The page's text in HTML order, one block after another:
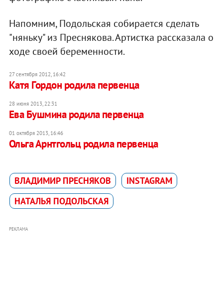
Напомним, Подольская собирается сделать
"няньку" из Преснякова. Артистка рассказала о
ходе своей беременности.
27 сентября 2012, 16:42
Катя Гордон родила первенца
28 июня 2013, 22:31
Ева Бушмина родила первенца
01 октября 2013, 16:46
Ольга Арнтгольц родила первенца
ВЛАДИМИР ПРЕСНЯКОВ
INSTAGRAM
НАТАЛЬЯ ПОДОЛЬСКАЯ
РЕКЛАМА